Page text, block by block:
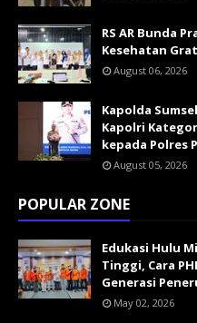
RS AR Bunda
Kesehatan
August 06, 2026
Kapolda
Kapolri
kepada Polres
August 05, 2026
POPULAR ZONE
Edukasi Hulu
Tinggi, Cara
Generasi
May 02, 2026